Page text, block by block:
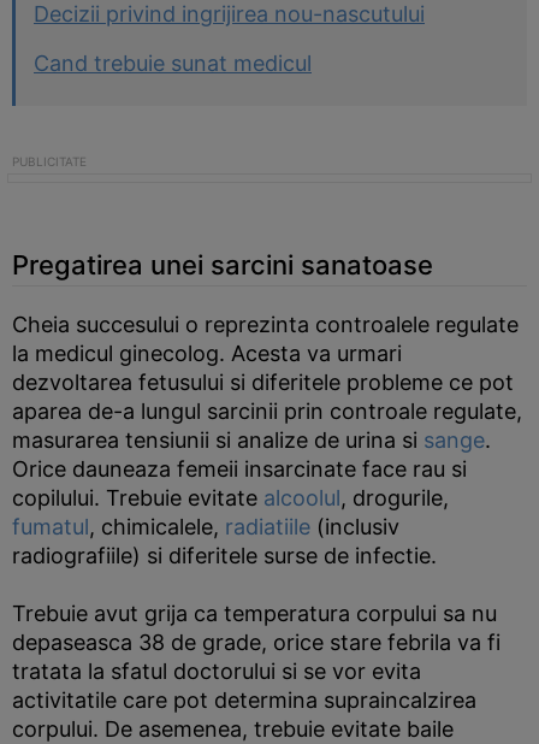
Decizii privind ingrijirea nou-nascutului
Cand trebuie sunat medicul
Pregatirea unei sarcini sanatoase
Cheia succesului o reprezinta controalele regulate
la medicul ginecolog. Acesta va urmari
dezvoltarea fetusului si diferitele probleme ce pot
aparea de-a lungul sarcinii prin controale regulate,
masurarea tensiunii si analize de urina si sange.
Orice dauneaza femeii insarcinate face rau si
copilului. Trebuie evitate alcoolul, drogurile,
fumatul, chimicalele, radiatiile (inclusiv
radiografiile) si diferitele surse de infectie.
Trebuie avut grija ca temperatura corpului sa nu
depaseasca 38 de grade, orice stare febrila va fi
tratata la sfatul doctorului si se vor evita
activitatile care pot determina supraincalzirea
corpului. De asemenea, trebuie evitate baile